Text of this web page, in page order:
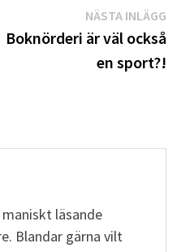
NÄSTA INLÄGG
Boknörderi är väl också
en sport?!
läsande
Blandar gärna vilt